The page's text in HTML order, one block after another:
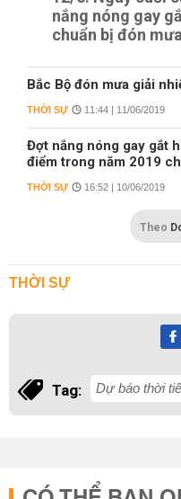
nắng nóng gay
chuẩn bị đón
Bắc Bộ đón mưa giải
THỜI SỰ 11:44 | 11/06/2019
Đợt nắng nóng gay gắt
điểm trong năm 2019
THỜI SỰ 16:52 | 10/06/2019
Theo
THỜI SỰ
Tag: Dự báo thời